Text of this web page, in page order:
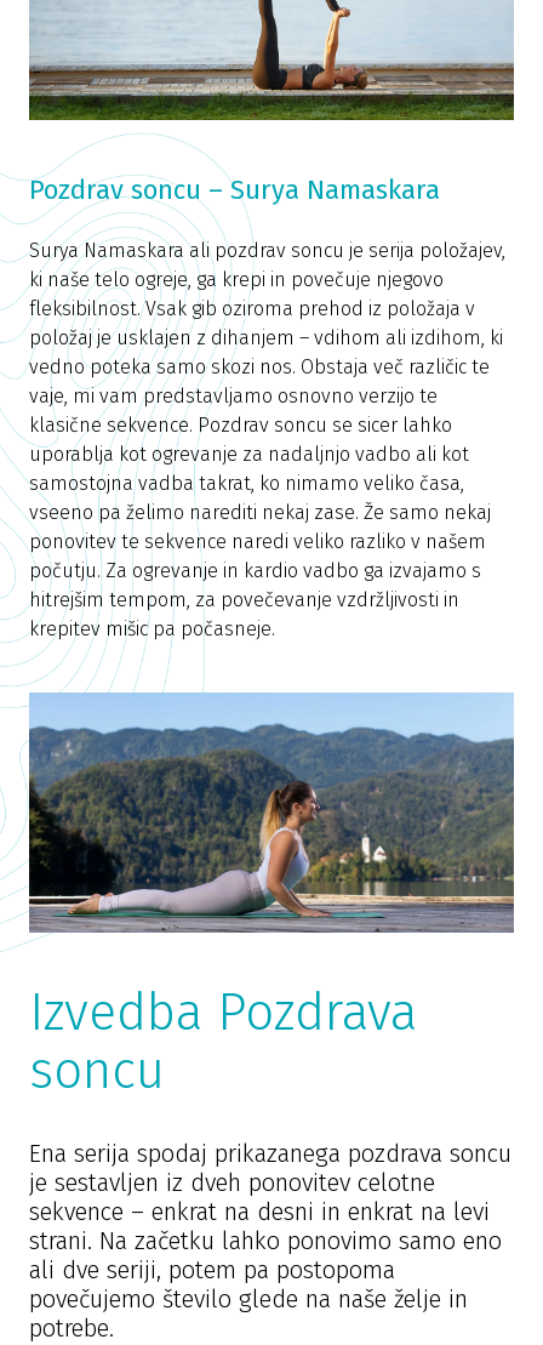
Pozdrav soncu – Surya Namaskara
Surya Namaskara ali pozdrav soncu je serija položajev,
ki naše telo ogreje, ga krepi in povečuje njegovo
fleksibilnost. Vsak gib oziroma prehod iz položaja v
položaj je usklajen z dihanjem – vdihom ali izdihom, ki
vedno poteka samo skozi nos. Obstaja več različic te
vaje, mi vam predstavljamo osnovno verzijo te
klasične sekvence. Pozdrav soncu se sicer lahko
uporablja kot ogrevanje za nadaljnjo vadbo ali kot
samostojna vadba takrat, ko nimamo veliko časa,
vseeno pa želimo narediti nekaj zase. Že samo nekaj
ponovitev te sekvence naredi veliko razliko v našem
počutju. Za ogrevanje in kardio vadbo ga izvajamo s
hitrejšim tempom, za povečevanje vzdržljivosti in
krepitev mišic pa počasneje.
Izvedba Pozdrava
soncu
Ena serija spodaj prikazanega pozdrava soncu
je sestavljen iz dveh ponovitev celotne
sekvence – enkrat na desni in enkrat na levi
strani. Na začetku lahko ponovimo samo eno
ali dve seriji, potem pa postopoma
povečujemo število glede na naše želje in
potrebe.